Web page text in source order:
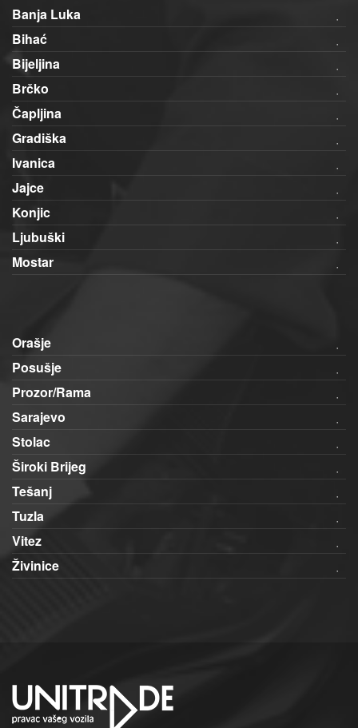
Banja Luka
Bihać
Bijeljina
Brčko
Čapljina
Gradiška
Ivanica
Jajce
Konjic
Ljubuški
Mostar
Orašje
Posušje
Prozor/Rama
Sarajevo
Stolac
Široki Brijeg
Tešanj
Tuzla
Vitez
Živinice